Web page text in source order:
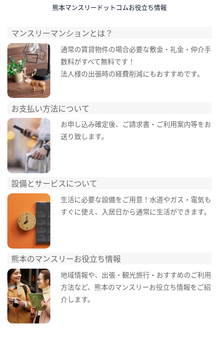
熊本マンスリードットコムお役立ち情報
マンスリーマンションとは？
通常の賃貸物件の場合必要な敷金・礼金・仲介手
数料がすべて無料です！
法人様の出張時の経費削減にもおすすめです。
お支払い方法について
お申し込み確定後、ご請求書・ご利用案内等をお
送り致します。
設備とサービスについて
生活に必要な設備をご用意！水道やガス・電気も
すぐに使え、入居日から通常に生活ができます。
熊本のマンスリーお役立ち情報
地域情報や、出張・観光旅行・おすすめのご利用
方法など、熊本のマンスリーお役立ち情報をご紹
介します。